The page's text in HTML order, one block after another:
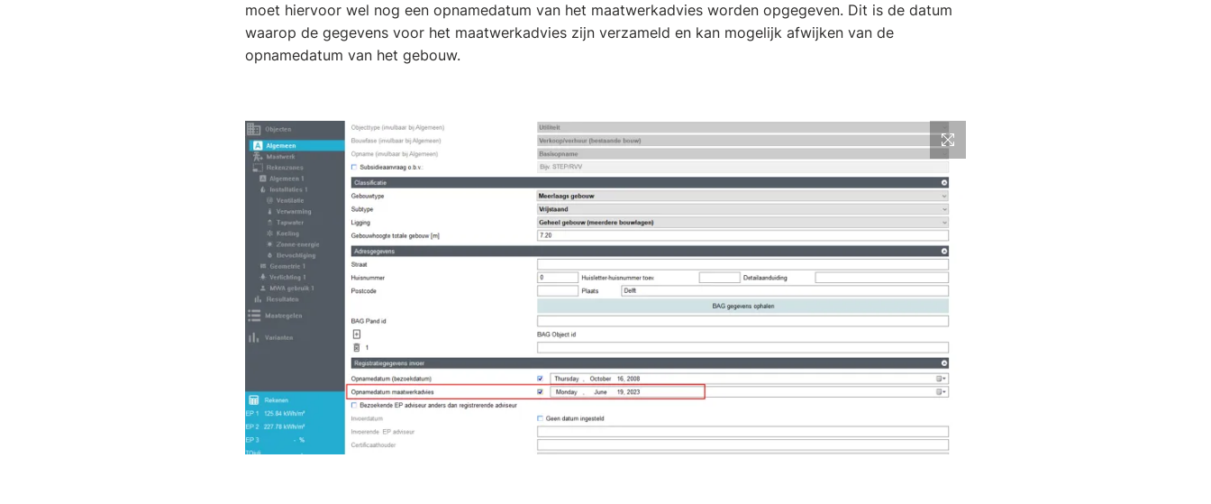
moet hiervoor wel nog een opnamedatum van het maatwerkadvies worden opgegeven. Dit is de datum
waarop de gegevens voor het maatwerkadvies zijn verzameld en kan mogelijk afwijken van de
opnamedatum van het gebouw.